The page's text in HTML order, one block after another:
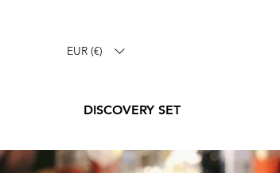
EUR (€)
DISCOVERY SET